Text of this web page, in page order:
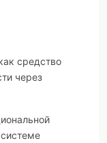
средство
через